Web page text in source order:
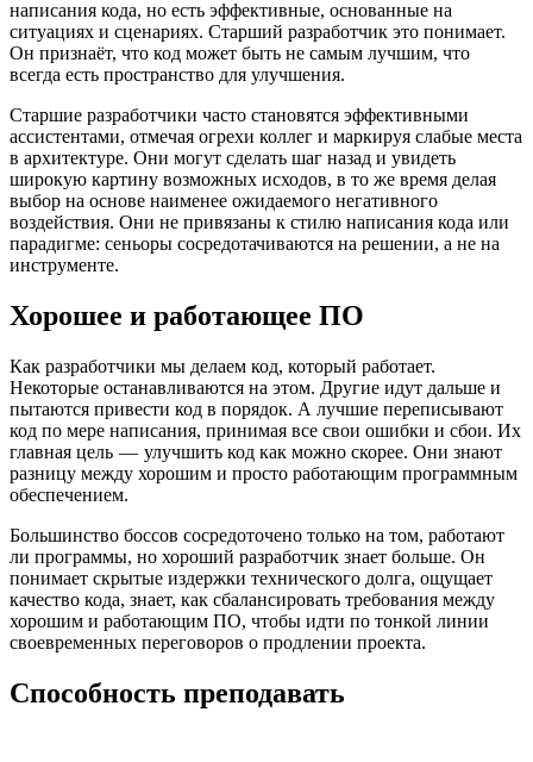
написания кода, но есть эффективные, основанные на
ситуациях и сценариях. Старший разработчик это понимает.
Он признаёт, что код может быть не самым лучшим, что
всегда есть пространство для улучшения.
Старшие разработчики часто становятся эффективными
ассистентами, отмечая огрехи коллег и маркируя слабые места
в архитектуре. Они могут сделать шаг назад и увидеть
широкую картину возможных исходов, в то же время делая
выбор на основе наименее ожидаемого негативного
воздействия. Они не привязаны к стилю написания кода или
парадигме: сеньоры сосредотачиваются на решении, а не на
инструменте.
Хорошее и работающее ПО
Как разработчики мы делаем код, который работает.
Некоторые останавливаются на этом. Другие идут дальше и
пытаются привести код в порядок. А лучшие переписывают
код по мере написания, принимая все свои ошибки и сбои. Их
главная цель — улучшить код как можно скорее. Они знают
разницу между хорошим и просто работающим программным
обеспечением.
Большинство боссов сосредоточено только на том, работают
ли программы, но хороший разработчик знает больше. Он
понимает скрытые издержки технического долга, ощущает
качество кода, знает, как сбалансировать требования между
хорошим и работающим ПО, чтобы идти по тонкой линии
своевременных переговоров о продлении проекта.
Способность преподавать